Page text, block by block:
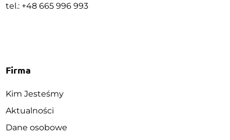
tel.: +48 665 996 993
Firma
Kim Jesteśmy
Aktualności
Dane osobowe